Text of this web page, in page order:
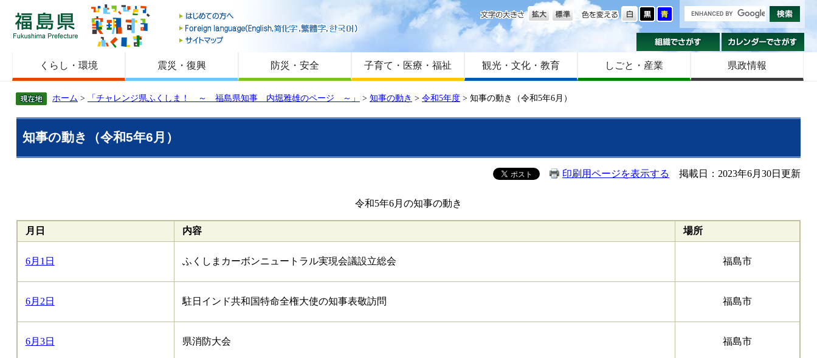
福島県
はじめての方へ
Foreign language
サイトマップ
色を変える
文字の大きさ
組織でさがす
くらし・環境 震災・復興 防災・安全 子育て・医療・福祉 観光・文化・教育 しごと・産業 県政情報
ホーム > 「チャレンジ県ふくしま！ ～ 福島県知事 内堀雅雄のページ ～」 > 知事の動き > 令和5年度 > 知事の動き（令和5年6月）
知事の動き（令和5年6月）
印刷用ページを表示する 掲載日：2023年6月30日更新
令和5年6月の知事の動き
月日 内容 場所
6月1日 ふくしまカーボンニュートラル実現会議設立総会 福島市
6月2日 駐日インド共和国特命全権大使の知事表敬訪問 福島市
6月3日 県消防大会 福島市